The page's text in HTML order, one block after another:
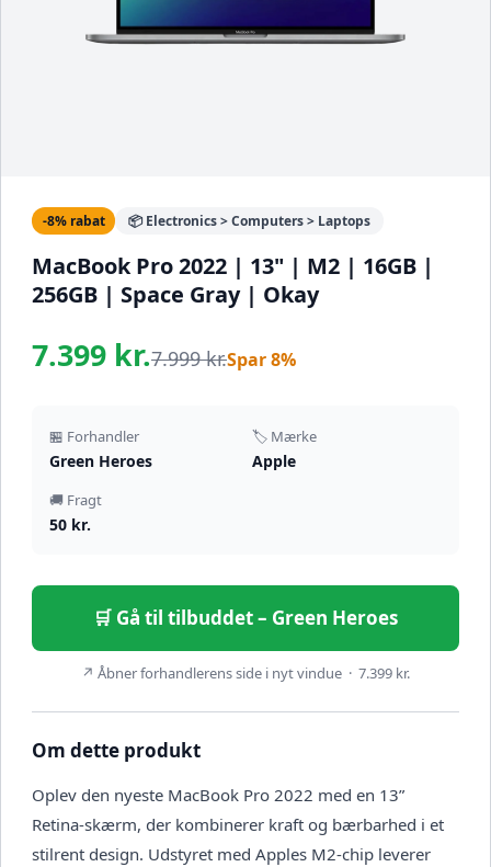
-8% rabat 📦 Electronics > Computers > Laptops
MacBook Pro 2022 | 13" | M2 | 16GB |
256GB | Space Gray | Okay
7.399 kr.7.999 kr.Spar 8%
🏪 Forhandler
Green Heroes
🏷️ Mærke
Apple
🚚 Fragt
50 kr.
🛒 Gå til tilbuddet – Green Heroes
↗ Åbner forhandlerens side i nyt vindue · 7.399 kr.
Om dette produkt
Oplev den nyeste MacBook Pro 2022 med en 13”
Retina-skærm, der kombinerer kraft og bærbarhed i et
stilrent design. Udstyret med Apples M2-chip leverer